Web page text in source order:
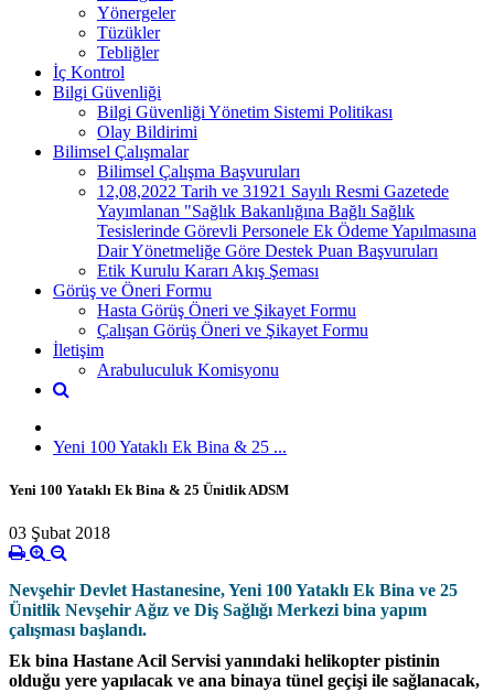
Yönergeler
Tüzükler
Tebliğler
İç Kontrol
Bilgi Güvenliği
Bilgi Güvenliği Yönetim Sistemi Politikası
Olay Bildirimi
Bilimsel Çalışmalar
Bilimsel Çalışma Başvuruları
12,08,2022 Tarih ve 31921 Sayılı Resmi Gazetede
Yayımlanan "Sağlık Bakanlığına Bağlı Sağlık
Tesislerinde Görevli Personele Ek Ödeme Yapılmasına
Dair Yönetmeliğe Göre Destek Puan Başvuruları
Etik Kurulu Kararı Akış Şeması
Görüş ve Öneri Formu
Hasta Görüş Öneri ve Şikayet Formu
Çalışan Görüş Öneri ve Şikayet Formu
İletişim
Arabuluculuk Komisyonu
Yeni 100 Yataklı Ek Bina & 25 ...
Yeni 100 Yataklı Ek Bina & 25 Ünitlik ADSM
03 Şubat 2018
Nevşehir Devlet Hastanesine, Yeni 100 Yataklı Ek Bina ve 25
Ünitlik Nevşehir Ağız ve Diş Sağlığı Merkezi bina yapım
çalışması başlandı.
Ek bina Hastane Acil Servisi yanındaki helikopter pistinin
olduğu yere yapılacak ve ana binaya tünel geçişi ile sağlanacak,